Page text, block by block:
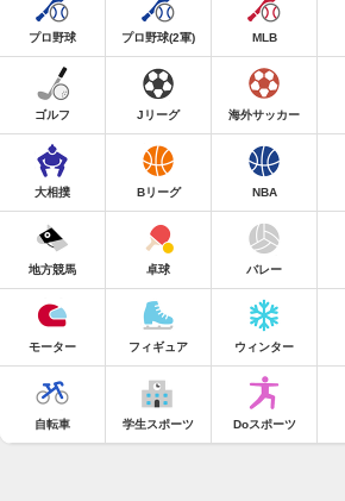
プロ野球 プロ野球(2軍) MLB
ゴルフ Jリーグ 海外サッカー
大相撲 Bリーグ NBA
地方競馬 卓球 バレー
モーター フィギュア ウィンター
自転車 学生スポーツ Doスポーツ